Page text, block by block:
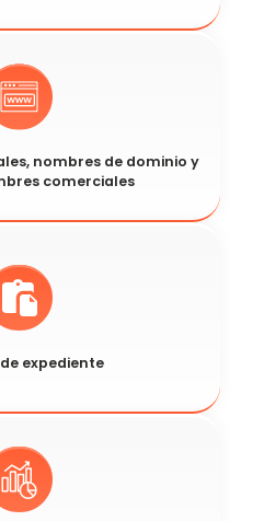
nombres de dominio y
comerciales
expediente